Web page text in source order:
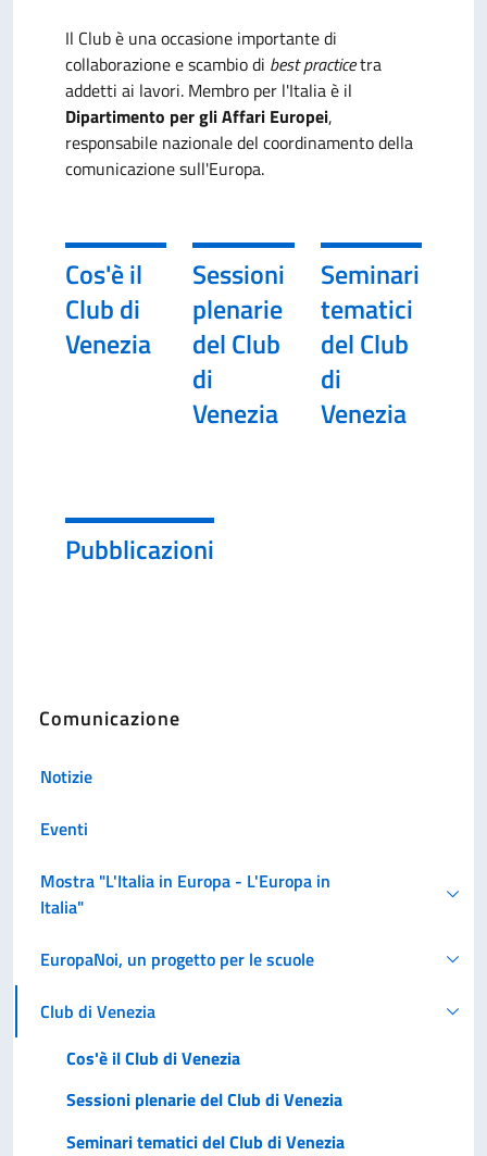
Il Club è una occasione importante di
collaborazione e scambio di best practicetra
addetti ai lavori. Membro per l'Italia è il
Dipartimento per gli Affari Europei,
responsabile nazionale del coordinamento della
comunicazione sull'Europa.
Cos'è il
Club di
Venezia
Sessioni
plenarie
del Club
di
Venezia
Seminari
tematici
del Club
di
Venezia
Pubblicazioni
Comunicazione
Notizie
Eventi
Mostra "L'Italia in Europa - L'Europa in
Italia"
EuropaNoi, un progetto per le scuole
Club di Venezia
Cos'è il Club di Venezia
Sessioni plenarie del Club di Venezia
Seminari tematici del Club di Venezia